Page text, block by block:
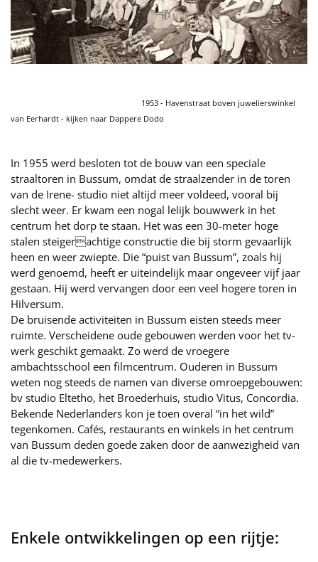
1953 - Havenstraat boven juwelierswinkel
van Eerhardt - kijken naar Dappere Dodo
In 1955 werd besloten tot de bouw van een speciale
straaltoren in Bussum, omdat de straalzender in de toren
van de Irene- studio niet altijd meer voldeed, vooral bij
slecht weer. Er kwam een nogal lelijk bouwwerk in het
centrum het dorp te staan. Het was een 30-meter hoge
stalen steigerachtige constructie die bij storm gevaarlijk
heen en weer zwiepte. Die “puist van Bussum”, zoals hij
werd genoemd, heeft er uiteindelijk maar ongeveer vijf jaar
gestaan. Hij werd vervangen door een veel hogere toren in
Hilversum.
De bruisende activiteiten in Bussum eisten steeds meer
ruimte. Verscheidene oude gebouwen werden voor het tv-
werk geschikt gemaakt. Zo werd de vroegere
ambachtsschool een filmcentrum. Ouderen in Bussum
weten nog steeds de namen van diverse omroepgebouwen:
bv studio Eltetho, het Broederhuis, studio Vitus, Concordia.
Bekende Nederlanders kon je toen overal “in het wild”
tegenkomen. Cafés, restaurants en winkels in het centrum
van Bussum deden goede zaken door de aanwezigheid van
al die tv-medewerkers.
Enkele ontwikkelingen op een rijtje: